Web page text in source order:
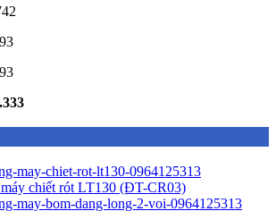
chiết rót LT130 (ĐT-CR03)